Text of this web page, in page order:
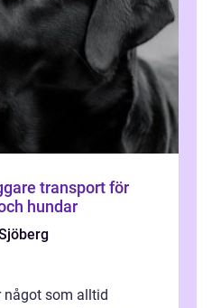
hundar
något som alltid